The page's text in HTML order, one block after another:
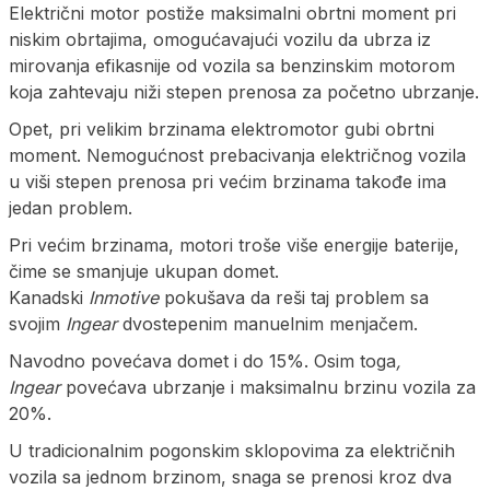
Električni motor postiže maksimalni obrtni moment pri
niskim obrtajima, omogućavajući vozilu da ubrza iz
mirovanja efikasnije od vozila sa benzinskim motorom
koja zahtevaju niži stepen prenosa za početno ubrzanje.
Opet, pri velikim brzinama elektromotor gubi obrtni
moment. Nemogućnost prebacivanja električnog vozila
u viši stepen prenosa pri većim brzinama takođe ima
jedan problem.
Pri većim brzinama, motori troše više energije baterije,
čime se smanjuje ukupan domet.
Kanadski Inmotive pokušava da reši taj problem sa
svojim Ingeardvostepenim manuelnim menjačem.
Navodno povećava domet i do 15%. Osim toga,
Ingear povećava ubrzanje i maksimalnu brzinu vozila za
20%.
U tradicionalnim pogonskim sklopovima za električnih
vozila sa jednom brzinom, snaga se prenosi kroz dva